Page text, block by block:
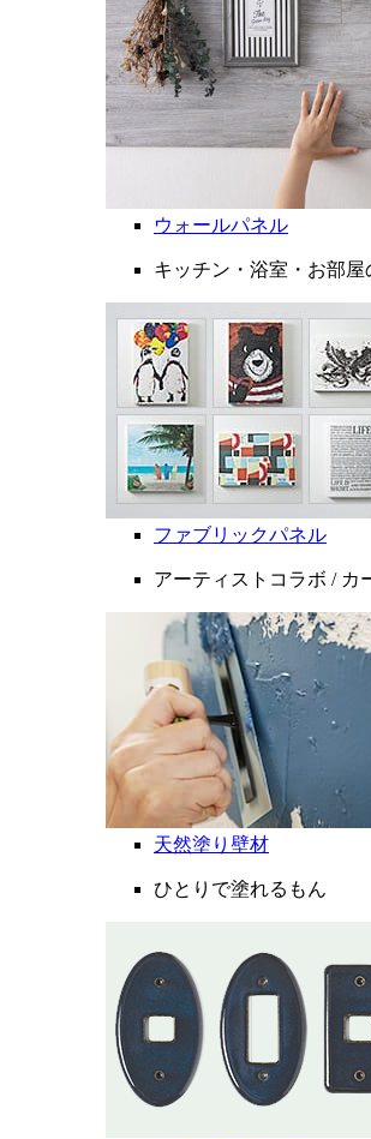
ウォールパネル
キッチン・浴室・お部屋
ファブリックパネル
アーティストコラボ / カ
天然塗り壁材
ひとりで塗れるもん